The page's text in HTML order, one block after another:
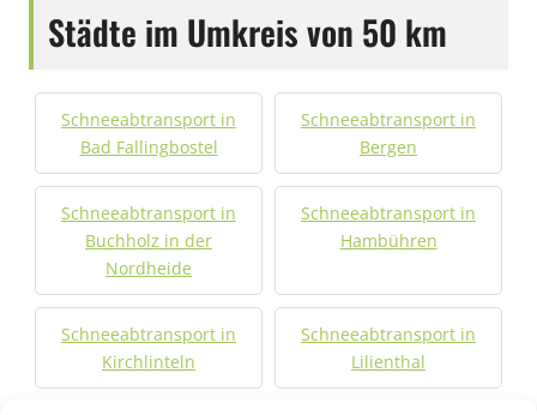
Städte im Umkreis von 50 km
Schneeabtransport in
Bad Fallingbostel
Schneeabtransport in
Bergen
Schneeabtransport in
Buchholz in der
Nordheide
Schneeabtransport in
Hambühren
Schneeabtransport in
Kirchlinteln
Schneeabtransport in
Lilienthal